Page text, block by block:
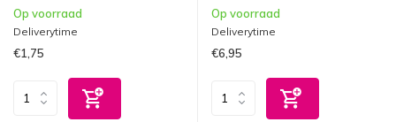
Op voorraad
Deliverytime
€1,75
Op voorraad
Deliverytime
€6,95